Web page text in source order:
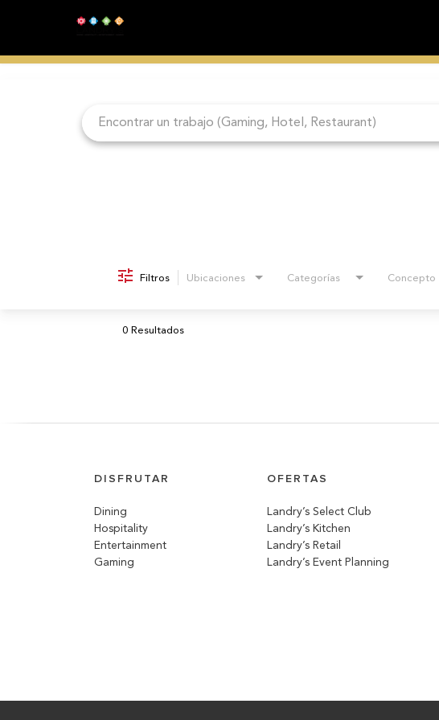
Job Search Page
Filtros Ubicaciones Categorías Concepto
0 Resultados
DISFRUTAR
Dining
Hospitality
Entertainment
Gaming
OFERTAS
Landry’s Select Club
Landry’s Kitchen
Landry’s Retail
Landry’s Event Planning